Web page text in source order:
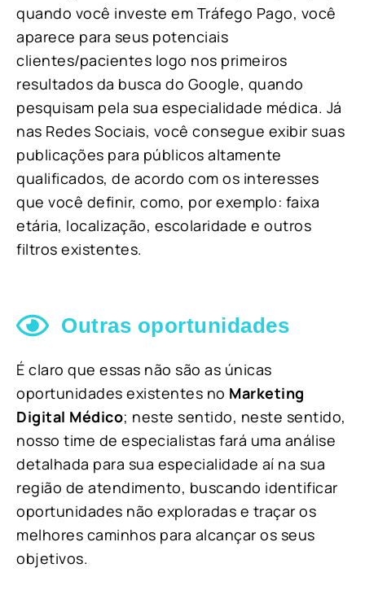
quando você investe em Tráfego Pago, você
aparece para seus potenciais
clientes/pacientes logo nos primeiros
resultados da busca do Google, quando
pesquisam pela sua especialidade médica. Já
nas Redes Sociais, você consegue exibir suas
publicações para públicos altamente
qualificados, de acordo com os interesses
que você definir, como, por exemplo: faixa
etária, localização, escolaridade e outros
filtros existentes.
Outras oportunidades
É claro que essas não são as únicas
oportunidades existentes no Marketing
Digital Médico; neste sentido, neste sentido,
nosso time de especialistas fará uma análise
detalhada para sua especialidade aí na sua
região de atendimento, buscando identificar
oportunidades não exploradas e traçar os
melhores caminhos para alcançar os seus
objetivos.